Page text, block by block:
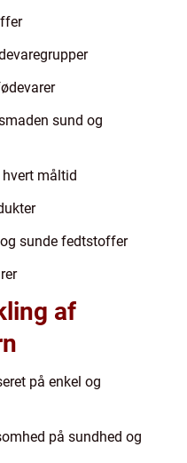
sund og
måltid
sunde fedtstoffer
af
på enkel og
på sundhed og